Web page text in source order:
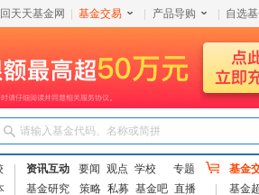
天天基金网 基金交易 产品导购 自选
请输入基金代码、名称或简拼
资讯互动 要闻 观点 学校
专题
基金研究
策略 私募 基金吧 直播
基金
基金